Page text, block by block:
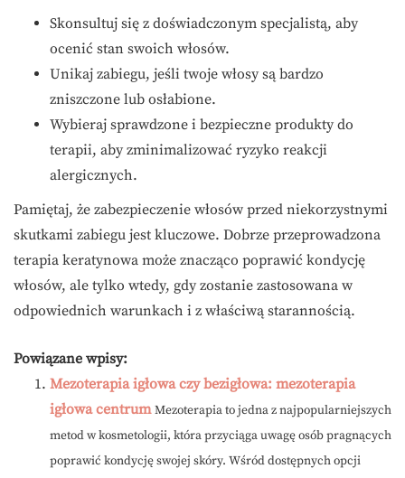
Skonsultuj się z doświadczonym specjalistą, aby
ocenić stan swoich włosów.
Unikaj zabiegu, jeśli twoje włosy są bardzo
zniszczone lub osłabione.
Wybieraj sprawdzone i bezpieczne produkty do
terapii, aby zminimalizować ryzyko reakcji
alergicznych.
Pamiętaj, że zabezpieczenie włosów przed niekorzystnymi
skutkami zabiegu jest kluczowe. Dobrze przeprowadzona
terapia keratynowa może znacząco poprawić kondycję
włosów, ale tylko wtedy, gdy zostanie zastosowana w
odpowiednich warunkach i z właściwą starannością.
Powiązane wpisy:
Mezoterapia igłowa czy bezigłowa: mezoterapia
igłowa centrum Mezoterapia to jedna z najpopularniejszych
metod w kosmetologii, która przyciąga uwagę osób pragnących
poprawić kondycję swojej skóry. Wśród dostępnych opcji